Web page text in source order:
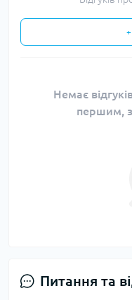
Немає
першим,
Питання та